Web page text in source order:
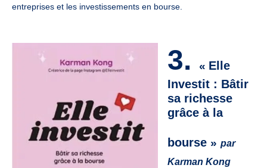
entreprises et les investissements en bourse.
3. « Elle
Investit : Bâtir
sa richesse
grâce à la
bourse » par
Karman Kong